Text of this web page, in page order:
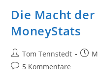
Die Macht
MoneyStats
Beitrags-
Autor:
Tom Tennstedt
Beitrags-
5 Kommentare